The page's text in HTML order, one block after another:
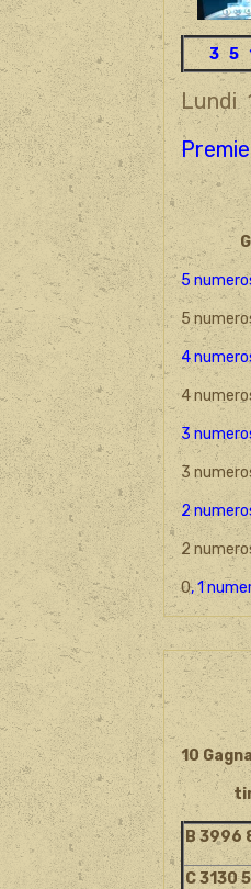
Lundi
3 5
5
5
4
4
3
3
2
2
0, 1
10
tirés
B 3996
C 3130